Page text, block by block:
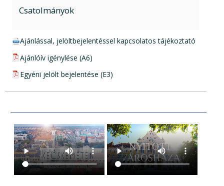
Csatolmányok
docx csatolmány:
Ajánlással, jelöltbejelentéssel kapcsolatos tájékoztató
pdf csatolmány:
Ajánlóív igénylése (A6)
pdf csatolmány:
Egyéni jelölt bejelentése (E3)